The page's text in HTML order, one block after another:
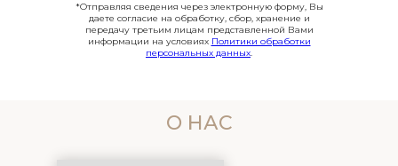
*Отправляя сведения через электронную форму, Вы
даете согласие на обработку, сбор, хранение и
передачу третьим лицам представленной Вами
информации на условиях Политики обработки
персональных данных.
О НАС